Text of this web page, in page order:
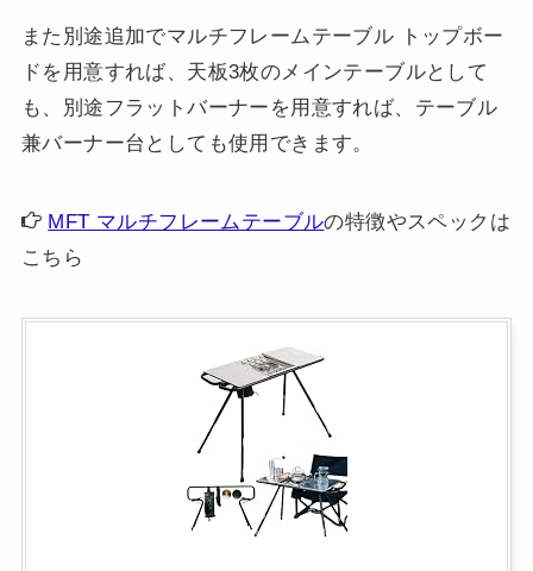
また別途追加でマルチフレームテーブル トップボー
ドを用意すれば、天板3枚のメインテーブルとして
も、別途フラットバーナーを用意すれば、テーブル
兼バーナー台としても使用できます。
MFT マルチフレームテーブルの特徴やスペックは
こちら